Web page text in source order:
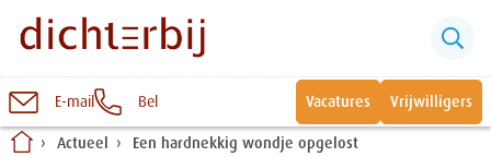
Naar
inhoud
E-mail Bel Vacatures Vrijwilligers
Actueel Een hardnekkig wondje opgelost